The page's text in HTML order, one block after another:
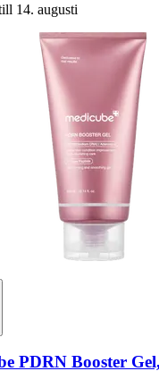
14. augusti
PDRN Booster